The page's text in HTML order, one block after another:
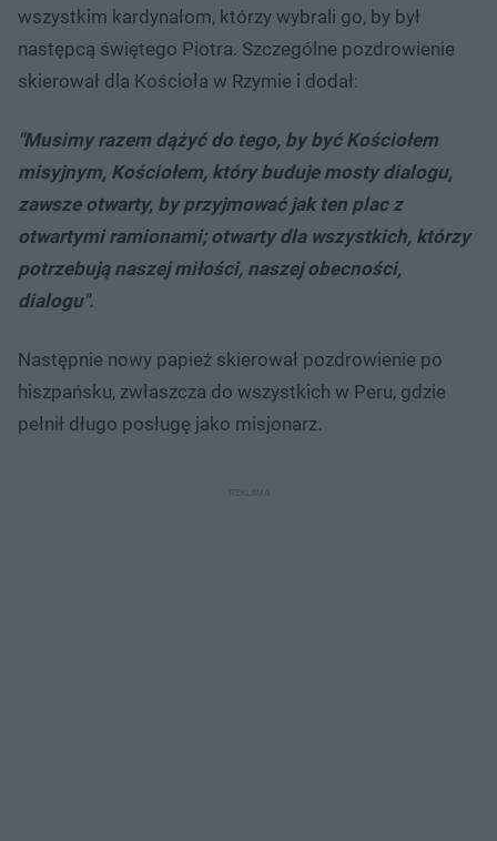
wszystkim kardynałom, którzy wybrali go, by był
następcą świętego Piotra. Szczególne pozdrowienie
skierował dla Kościoła w Rzymie i dodał:
"Musimy razem dążyć do tego, by być Kościołem
misyjnym, Kościołem, który buduje mosty dialogu,
zawsze otwarty, by przyjmować jak ten plac z
otwartymi ramionami; otwarty dla wszystkich, którzy
potrzebują naszej miłości, naszej obecności,
dialogu".
Następnie nowy papież skierował pozdrowienie po
hiszpańsku, zwłaszcza do wszystkich w Peru, gdzie
pełnił długo posługę jako misjonarz.